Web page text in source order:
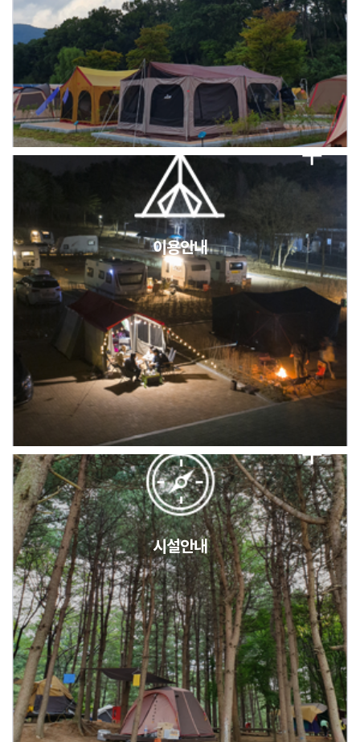
캠핑장(9월1일~6일) 미운영 공지
2026년 5월 캠핑장 안점 점검의 날 변경 안내
캠핑장(9월1일~6일) 미운영 공지
2026년 5월 캠핑장 안점 점검의 날 변경 안내
캠핑장(9월1일~6일) 미운영 공지
[6/1]전산시스템 점검 및 안정화에 따른 서비스 이용 제한 안내
이용안내
시설안내